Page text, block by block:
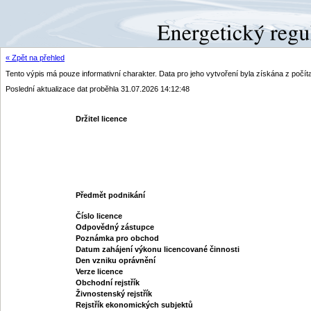
« Zpět na přehled
Tento výpis má pouze informativní charakter. Data pro jeho vytvoření byla získána z
Poslední aktualizace dat proběhla 31.07.2026 14:12:48
Držitel licence
Předmět podnikání
Číslo licence
Odpovědný zástupce
Poznámka pro obchod
Datum zahájení výkonu licencované činnosti
Den vzniku oprávnění
Verze licence
Obchodní rejstřík
Živnostenský rejstřík
Rejstřík ekonomických subjektů